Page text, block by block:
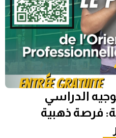
الدراسي
فرصة ذهبية